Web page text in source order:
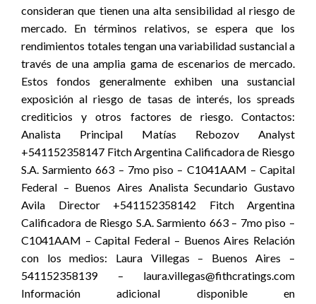
consideran que tienen una alta sensibilidad al riesgo de
mercado. En términos relativos, se espera que los
rendimientos totales tengan una variabilidad sustancial a
través de una amplia gama de escenarios de mercado.
Estos fondos generalmente exhiben una sustancial
exposición al riesgo de tasas de interés, los spreads
crediticios y otros factores de riesgo. Contactos:
Analista Principal Matías Rebozov Analyst
+541152358147 Fitch Argentina Calificadora de Riesgo
S.A. Sarmiento 663 – 7mo piso – C1041AAM – Capital
Federal – Buenos Aires Analista Secundario Gustavo
Avila Director +541152358142 Fitch Argentina
Calificadora de Riesgo S.A. Sarmiento 663 – 7mo piso –
C1041AAM – Capital Federal – Buenos Aires Relación
con los medios: Laura Villegas – Buenos Aires –
541152358139 – laura.villegas@fithcratings.com
Información adicional disponible en